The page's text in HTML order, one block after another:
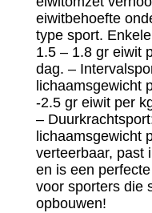
eiwitbehoefte
type sport.
1.5 – 1.8 gr eiwit
dag. –
lichaamsgewicht
-2.5 gr eiwit per
–
lichaamsgewicht
verteerbaar, past
en is een
voor sporters die
opbouwen!